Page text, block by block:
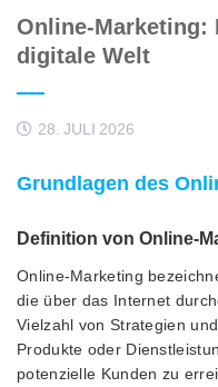
Online-
digitale Welt
28. JULI 2026
Grundlagen des
Definition von Online-
Online-Marketing
die über das Internet
Vielzahl von Strategien
Produkte oder
potenzielle Kunden zu